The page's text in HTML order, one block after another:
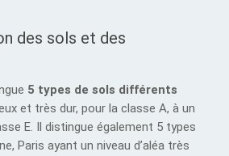
des sols et des
5 types de sols différents
et très dur, pour la classe A, à un
E. Il distingue également 5 types
Paris ayant un niveau d’aléa très